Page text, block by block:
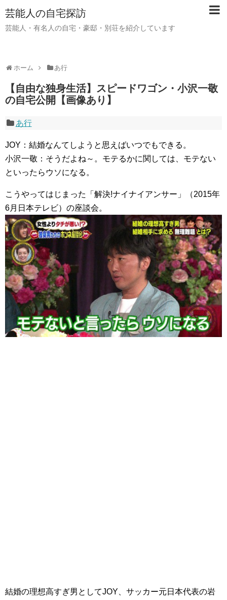
芸能人の自宅探訪
芸能人・有名人の自宅・豪邸・別荘を紹介しています
ホーム あ行
【自由な独身生活】スピードワゴン・小沢一敬
の自宅公開【画像あり】
あ行
JOY：結婚なんてしようと思えばいつでもできる。
小沢一敬：そうだよね～。モテるかに関しては、モテない
といったらウソになる。
こうやってはじまった「解決!ナイナイアンサー」（2015年
6月日本テレビ）の座談会。
結婚の理想高すぎ男としてJOY、サッカー元日本代表の岩